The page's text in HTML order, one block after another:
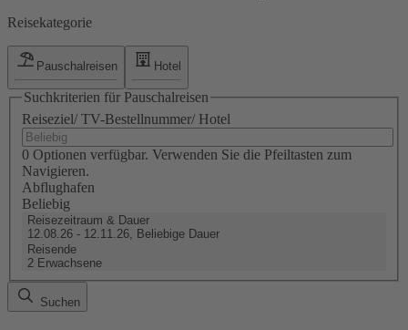
Reisekategorie
Pauschalreisen Hotel
Suchkriterien für Pauschalreisen
Reiseziel/ TV-Bestellnummer/ Hotel
0 Optionen verfügbar. Verwenden Sie die Pfeiltasten zum
Navigieren.
Abflughafen
Beliebig
Reisezeitraum & Dauer
12.08.26 - 12.11.26, Beliebige Dauer
Reisende
2 Erwachsene
Suchen